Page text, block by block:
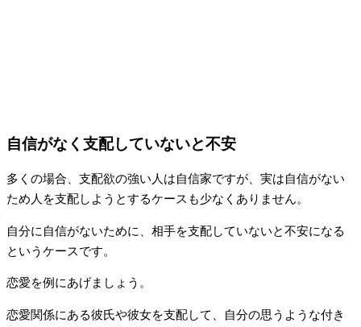
自信がなく支配していないと不安
多くの場合、支配欲の強い人は自信家ですが、実は自信がない
ため人を支配しようとするケースも少なくありません。
自分に自信がないために、相手を支配していないと不安になる
というケースです。
恋愛を例にあげましょう。
恋愛関係にある彼氏や彼女を支配して、自分の思うような付き